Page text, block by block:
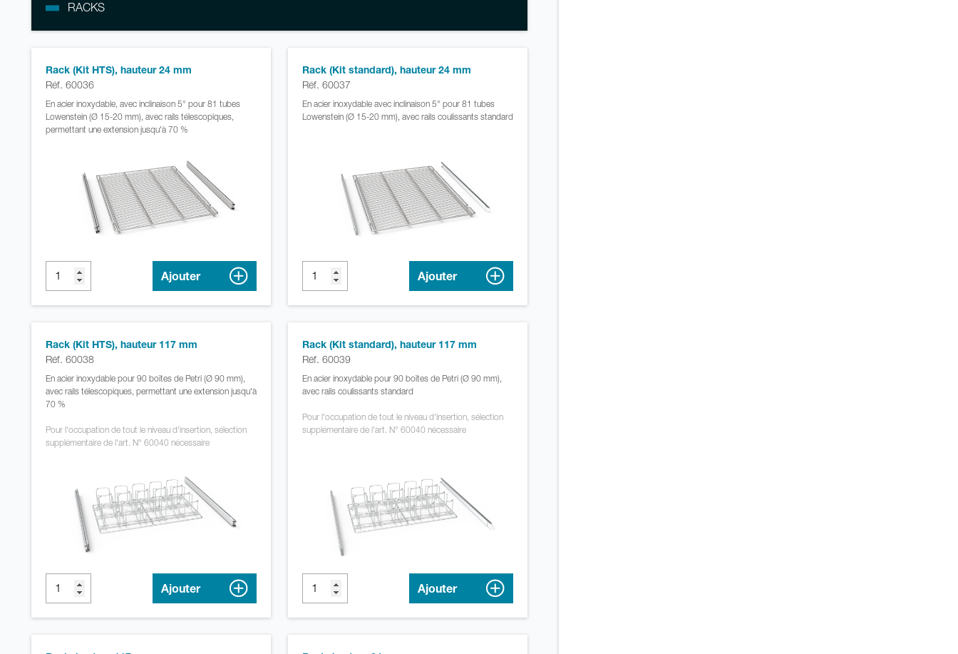
RACKS
Rack (Kit HTS), hauteur 24 mm
Réf. 60036
En acier inoxydable, avec inclinaison 5° pour 81 tubes
Lowenstein (Ø 15-20 mm), avec rails télescopiques,
permettant une extension jusqu'à 70 %
Ajouter
Rack (Kit standard), hauteur 24 mm
Réf. 60037
En acier inoxydable avec inclinaison 5° pour 81 tubes
Lowenstein (Ø 15-20 mm), avec rails coulissants standard
Ajouter
Rack (Kit HTS), hauteur 117 mm
Réf. 60038
En acier inoxydable pour 90 boîtes de Petri (Ø 90 mm),
avec rails télescopiques, permettant une extension jusqu'à
70 %
Pour l'occupation de tout le niveau d'insertion, sélection
supplémentaire de l'art. N° 60040 nécessaire
Ajouter
Rack (Kit standard), hauteur 117 mm
Réf. 60039
En acier inoxydable pour 90 boîtes de Petri (Ø 90 mm),
avec rails coulissants standard
Pour l'occupation de tout le niveau d'insertion, sélection
supplémentaire de l'art. N° 60040 nécessaire
Ajouter